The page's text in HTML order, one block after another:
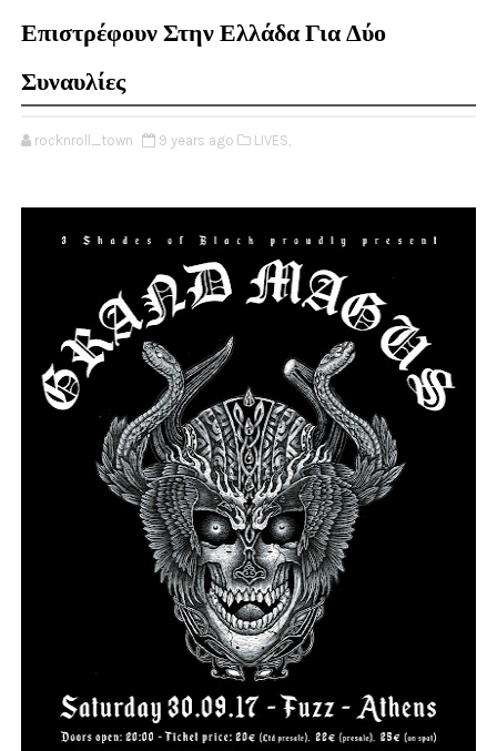
Επιστρέφουν Στην Ελλάδα Για Δύο
Συναυλίες
rocknroll_town 9 years ago LIVES,